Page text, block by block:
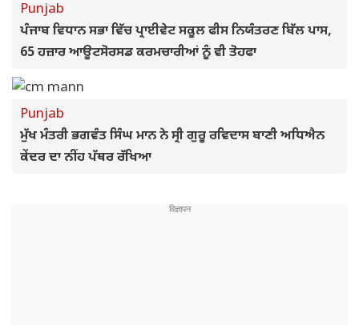
Punjab
ਪੰਜਾਬ ਵਿਧਾਨ ਸਭਾ ਵਿੱਚ ਪ੍ਰਾਈਵੇਟ ਸਕੂਲ ਫੀਸ ਨਿਯੰਤਰਣ ਬਿੱਲ ਪਾਸ,
65 ਹਜ਼ਾਰ ਆਊਟਸੋਰਸਡ ਕਰਮਚਾਰੀਆਂ ਨੂੰ ਵੀ ਤੋਹਫਾ
Punjab
ਮੁੱਖ ਮੰਤਰੀ ਭਗਵੰਤ ਸਿੰਘ ਮਾਨ ਨੇ ਸ੍ਰੀ ਗੁਰੂ ਰਵਿਦਾਸ ਬਾਣੀ ਅਧਿਐਨ
ਕੇਂਦਰ ਦਾ ਨੀਂਹ ਪੱਥਰ ਰੱਖਿਆ